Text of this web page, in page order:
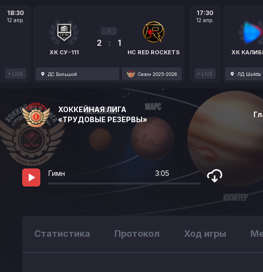
18:30
12 апр.
LIVE
ХК СУ-111
3
2 : 1
HC RED ROCKETS
ДС Большой Сезон 2025-2026
17:30
12 апр.
LIVE
ХК
ЛД Шайба
ХОККЕЙНАЯ ЛИГА
«ТРУДОВЫЕ РЕЗЕРВЫ»
Гимн 3:05
Статистика Протокол Ход игры